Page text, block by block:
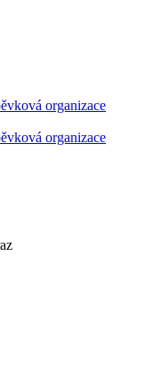
organizace
organizace